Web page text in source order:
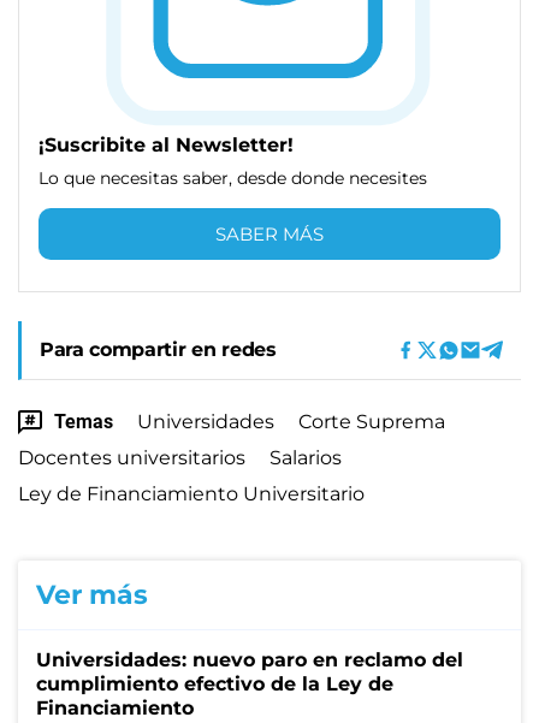
¡Suscribite al Newsletter!
Lo que necesitas saber, desde donde necesites
SABER MÁS
Para compartir en redes
Temas Universidades
Corte Suprema
Docentes universitarios
Salarios
Ley de Financiamiento Universitario
Ver más
Universidades: nuevo paro en reclamo del
cumplimiento efectivo de la Ley de
Financiamiento